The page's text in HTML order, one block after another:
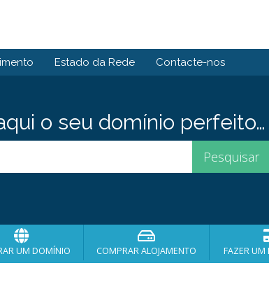
Estado da Rede Contacte-nos
o seu domínio perfeito…
UM DOMÍNIO COMPRAR ALOJAMENTO FAZER UM